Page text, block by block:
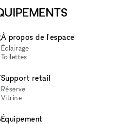
À propos de l'espace
Éclairage
Toilettes
Support retail
Réserve
Vitrine
Équipement